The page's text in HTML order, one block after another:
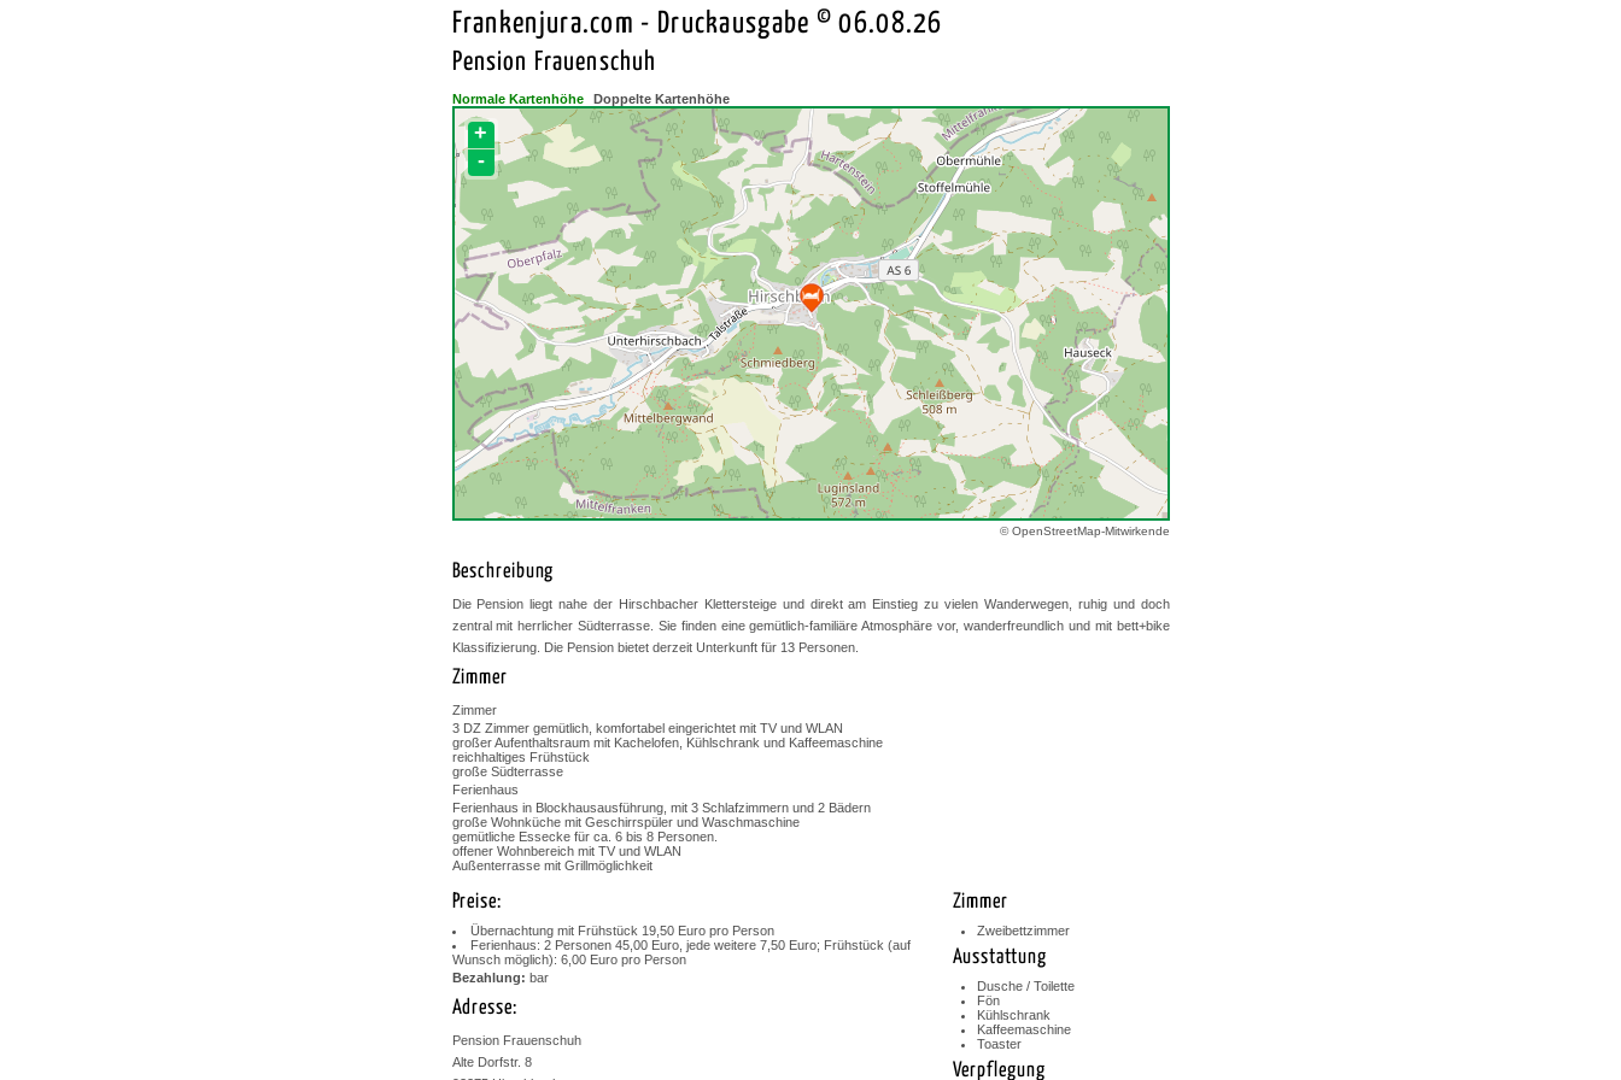
Frankenjura.com - Druckausgabe © 06.08.26
Pension Frauenschuh
Normale Kartenhöhe Doppelte Kartenhöhe
+
-
© OpenStreetMap-Mitwirkende
Beschreibung
Die Pension liegt nahe der Hirschbacher Klettersteige und direkt am Einstieg zu vielen Wanderwegen, ruhig und doch
zentral mit herrlicher Südterrasse. Sie finden eine gemütlich-familiäre Atmosphäre vor, wanderfreundlich und mit bett+bike
Klassifizierung. Die Pension bietet derzeit Unterkunft für 13 Personen.
Zimmer
Zimmer
3 DZ Zimmer gemütlich, komfortabel eingerichtet mit TV und WLAN
großer Aufenthaltsraum mit Kachelofen, Kühlschrank und Kaffeemaschine
reichhaltiges Frühstück
große Südterrasse
Ferienhaus
Ferienhaus in Blockhausausführung, mit 3 Schlafzimmern und 2 Bädern
große Wohnküche mit Geschirrspüler und Waschmaschine
gemütliche Essecke für ca. 6 bis 8 Personen.
offener Wohnbereich mit TV und WLAN
Außenterrasse mit Grillmöglichkeit
Preise:
Übernachtung mit Frühstück 19,50 Euro pro Person
Ferienhaus: 2 Personen 45,00 Euro, jede weitere 7,50 Euro; Frühstück (auf
Wunsch möglich): 6,00 Euro pro Person
Bezahlung: bar
Adresse:
Pension Frauenschuh
Alte Dorfstr. 8
Zimmer
Zweibettzimmer
Ausstattung
Dusche / Toilette
Fön
Kühlschrank
Kaffeemaschine
Toaster
Verpflegung